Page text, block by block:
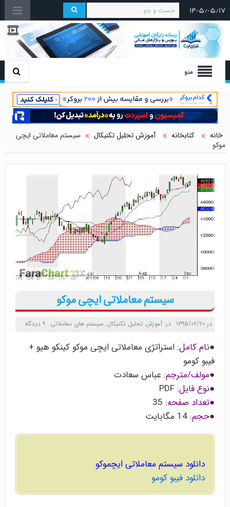
۱۴۰۵/۰۵/۱۷
منو
خانه کتابخانه آموزش تحلیل تکنیکال
سیستم معاملاتی ایچی
موکو
سیستم معاملاتی ایچی موکو
در ۱۳۹۵/۰۶/۲۰ در: آموزش تحلیل تکنیکال, سیستم های معاملاتی ۹ دیدگاه
●نام کامل: استراتژی معاملاتی ایچی موکو کینکو هیو +
فیبو کومو
●مولف/مترجم: عباس سعادت
●نوع فایل:
●تعداد صفحه:
●حجم:
دانلود سیستم معاملاتی ایچموکو
دانلود فیبو کومو